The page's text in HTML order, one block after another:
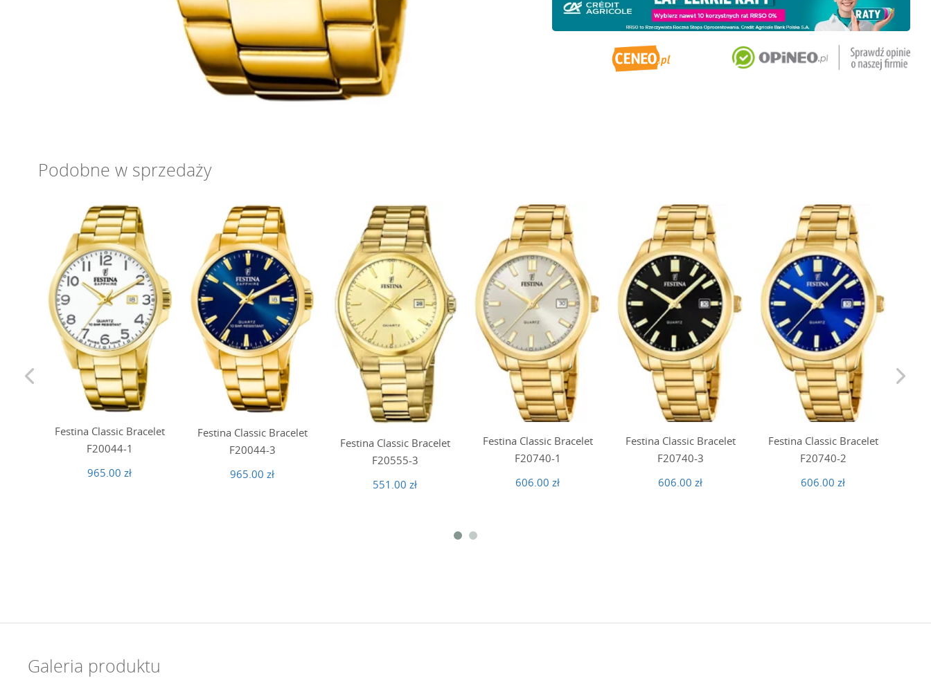
Podobne w sprzedaży
Festina Classic Bracelet
F20044-1
965.00 zł
Festina Classic Bracelet
F20044-3
965.00 zł
Festina Classic Bracelet
F20555-3
551.00 zł
Festina Classic Bracelet
F20740-1
606.00 zł
Festina Classic Bracelet
F20740-3
606.00 zł
Festina Classic Bracelet
F20740-2
606.00 zł
Galeria produktu